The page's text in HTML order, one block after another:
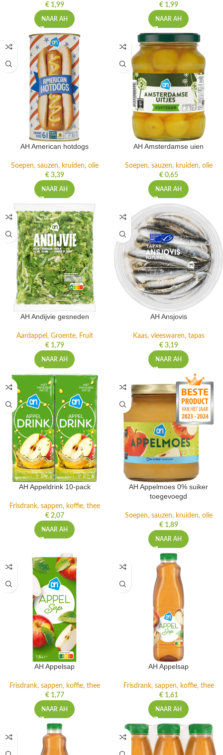
€1,99
NAAR AH
€1,99
NAAR AH
AH American hotdogs
Soepen, sauzen, kruiden, olie
€3,39
NAAR AH
AH Amsterdamse uien
Soepen, sauzen, kruiden, olie
€0,65
NAAR AH
AH Andijvie gesneden
Aardappel, Groente, Fruit
€1,79
NAAR AH
AH Ansjovis
Kaas, vleeswaren, tapas
€3,19
NAAR AH
AH Appeldrink 10-pack
Frisdrank, sappen, koffie, thee
€2,07
NAAR AH
AH Appelmoes 0% suiker
toegevoegd
Soepen, sauzen, kruiden, olie
€1,89
NAAR AH
AH Appelsap
Frisdrank, sappen, koffie, thee
€1,77
NAAR AH
AH Appelsap
Frisdrank, sappen, koffie, thee
€1,61
NAAR AH